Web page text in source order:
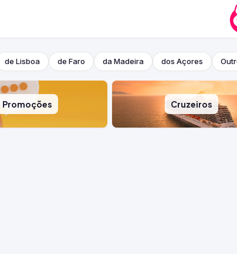
de Lisboa de Faro da Madeira dos Açores
Promoções Cruzeiros